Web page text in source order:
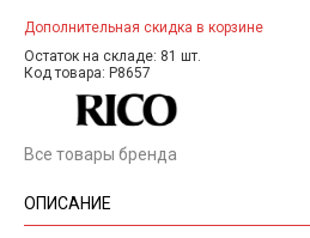
Дополнительная скидка в корзине
Остаток на складе: 81 шт.
Код товара: P8657
Все товары бренда
ОПИСАНИЕ